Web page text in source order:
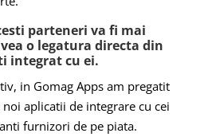
parteneri va fi mai
o legatura directa din
integrat cu ei.
in Gomag Apps am pregatit
aplicatii de integrare cu cei
furnizori de pe piata.